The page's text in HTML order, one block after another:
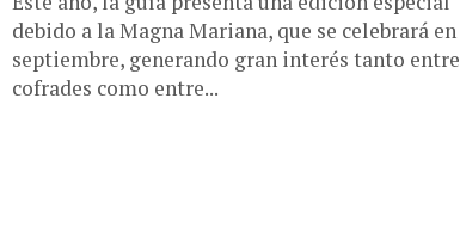
debido a la Magna Mariana, que se celebrará en
septiembre, generando gran interés tanto entre
cofrades como entre...